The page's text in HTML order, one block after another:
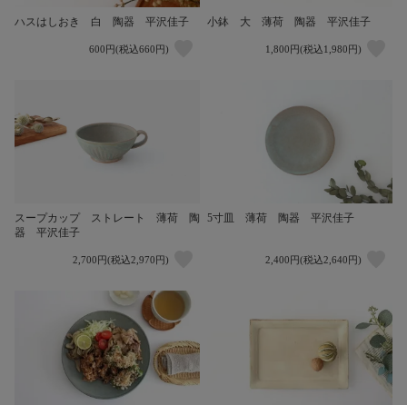
ハスはしおき 白 陶器 平沢佳子
600円(税込660円)
小鉢 大 薄荷 陶器 平沢佳子
1,800円(税込1,980円)
スープカップ ストレート 薄荷 陶
器 平沢佳子
2,700円(税込2,970円)
5寸皿 薄荷 陶器 平沢佳子
2,400円(税込2,640円)